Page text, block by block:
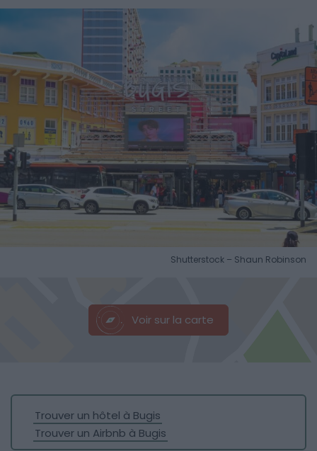
Shutterstock – Shaun Robinson
Voir sur la carte
Trouver un hôtel à Bugis
Trouver un Airbnb à Bugis